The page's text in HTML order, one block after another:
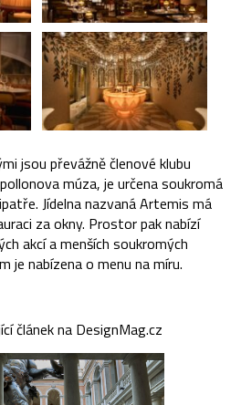
jsou převážně členové klubu
múza, je určena soukromá
Jídelna nazvaná Artemis má
za okny. Prostor pak nabízí
akcí a menších soukromých
je nabízena o menu na míru.
článek na DesignMag.cz